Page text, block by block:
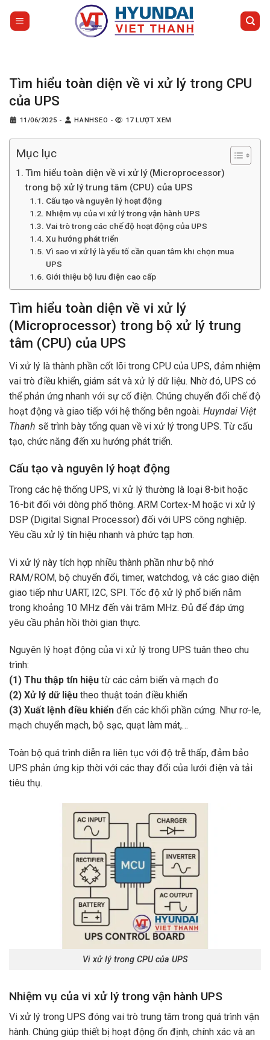
Tìm hiểu toàn diện về vi xử lý trong CPU
của UPS
11/06/2025 - HANHSEO - 17 LƯỢT XEM
Mục lục
Tìm hiểu toàn diện về vi xử lý (Microprocessor)
trong bộ xử lý trung tâm (CPU) của UPS
Cấu tạo và nguyên lý hoạt động
Nhiệm vụ của vi xử lý trong vận hành UPS
Vai trò trong các chế độ hoạt động của UPS
Xu hướng phát triển
Vì sao vi xử lý là yếu tố cần quan tâm khi chọn mua
UPS
Giới thiệu bộ lưu điện cao cấp
Tìm hiểu toàn diện về vi xử lý
(Microprocessor) trong bộ xử lý trung
tâm (CPU) của UPS
Vi xử lý là thành phần cốt lõi trong CPU của UPS, đảm nhiệm
vai trò điều khiển, giám sát và xử lý dữ liệu. Nhờ đó, UPS có
thể phản ứng nhanh với sự cố điện. Chúng chuyển đổi chế độ
hoạt động và giao tiếp với hệ thống bên ngoài. Huyndai Việt
Thanh sẽ trình bày tổng quan về vi xử lý trong UPS. Từ cấu
tạo, chức năng đến xu hướng phát triển.
Cấu tạo và nguyên lý hoạt động
Trong các hệ thống UPS, vi xử lý thường là loại 8-bit hoặc
16-bit đối với dòng phổ thông. ARM Cortex-M hoặc vi xử lý
DSP (Digital Signal Processor) đối với UPS công nghiệp.
Yêu cầu xử lý tín hiệu nhanh và phức tạp hơn.
Vi xử lý này tích hợp nhiều thành phần như bộ nhớ
RAM/ROM, bộ chuyển đổi, timer, watchdog, và các giao diện
giao tiếp như UART, I2C, SPI. Tốc độ xử lý phổ biến nằm
trong khoảng 10 MHz đến vài trăm MHz. Đủ để đáp ứng
yêu cầu phản hồi thời gian thực.
Nguyên lý hoạt động của vi xử lý trong UPS tuân theo chu
trình:
(1) Thu thập tín hiệu từ các cảm biến và mạch đo
(2) Xử lý dữ liệu theo thuật toán điều khiển
(3) Xuất lệnh điều khiển đến các khối phần cứng. Như rơ-le,
mạch chuyển mạch, bộ sạc, quạt làm mát,…
Toàn bộ quá trình diễn ra liên tục với độ trễ thấp, đảm bảo
UPS phản ứng kịp thời với các thay đổi của lưới điện và tải
tiêu thụ.
Vi xử lý trong CPU của UPS
Nhiệm vụ của vi xử lý trong vận hành UPS
Vi xử lý trong UPS đóng vai trò trung tâm trong quá trình vận
hành. Chúng giúp thiết bị hoạt động ổn định, chính xác và an